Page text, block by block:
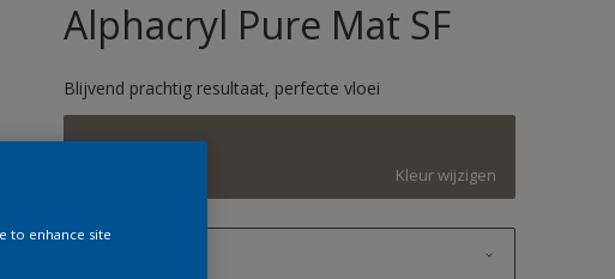
Alphacryl Pure Mat SF
Blijvend prachtig resultaat, perfecte vloei
F2.05.45
Kleur wijzigen
to enhance site